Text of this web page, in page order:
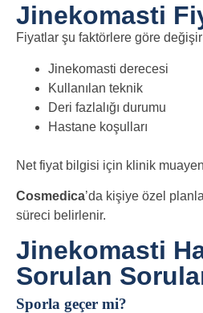
Jinekomasti
Fiyatlar şu faktörlere göre
Jinekomasti derecesi
Kullanılan teknik
Deri fazlalığı durumu
Hastane koşulları
Net fiyat bilgisi için klinik
Cosmedica’da kişiye özel
süreci belirlenir.
Jinekomasti
Sorulan
Sporla geçer mi?